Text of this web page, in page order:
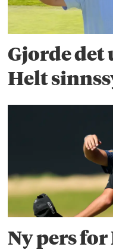
Gjorde det
Helt
Ny pers for